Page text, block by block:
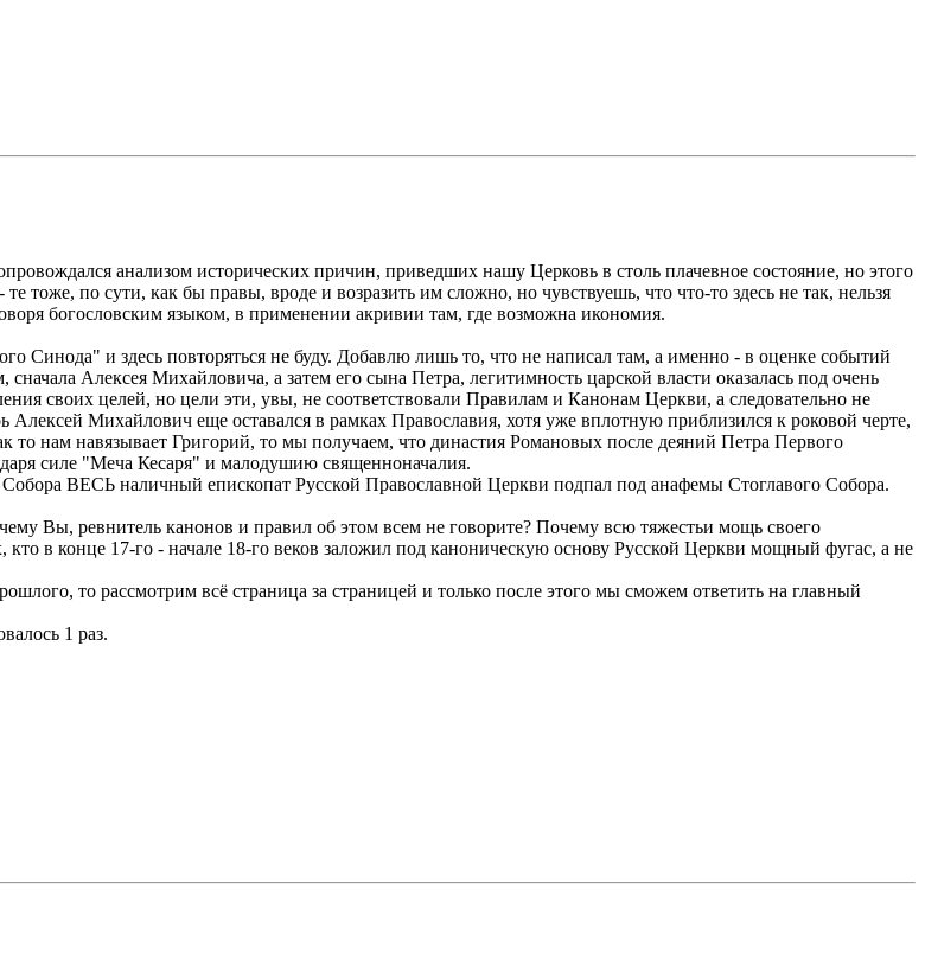
анализом исторических причин, приведших нашу Церковь в столь плачевное состояние, но этого
тоже, по сути, как бы правы, вроде и возразить им сложно, но чувствуешь, что что-то здесь не так, нельзя
богословским языком, в применении акривии там, где возможна икономия.
Синода" и здесь повторяться не буду. Добавлю лишь то, что не написал там, а именно - в оценке событий
Алексея Михайловича, а затем его сына Петра, легитимность царской власти оказалась под очень
своих целей, но цели эти, увы, не соответствовали Правилам и Канонам Церкви, а следовательно не
Михайлович еще оставался в рамках Православия, хотя уже вплотную приблизился к роковой черте,
нам навязывает Григорий, то мы получаем, что династия Романовых после деяний Петра Первого
силе "Меча Кесаря" и малодушию священноначалия.
ВЕСЬ наличный епископат Русской Православной Церкви подпал под анафемы Стоглавого Собора.
Вы, ревнитель канонов и правил об этом всем не говорите? Почему всю тяжестьи мощь своего
кто в конце 17-го - начале 18-го веков заложил под каноническую основу Русской Церкви мощный фугас, а не
то рассмотрим всё страница за страницей и только после этого мы сможем ответить на главный
1 раз.